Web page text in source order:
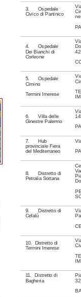
3. Ospedale
Civico di Partinico
4. Ospedale
Dei Bianchi di
Corleone
42
5. Ospedale
Cimino
Termini Imerese
6. Villa delle
Ginestre Palermo
7. Hub
provinciale Fiera
del Mediterraneo
8. Distretto di
Petralia Sottana
9. Distretto di
Cefalù
10. Distretto di
Termini Imerese
11. Distretto di
Bagheria
32